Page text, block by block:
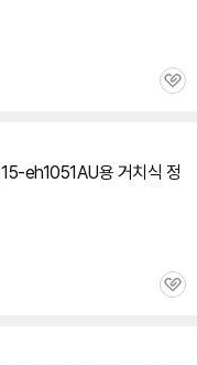
관
15-eh1051AU용 거치식 정
관